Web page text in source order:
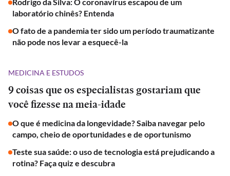
laboratório chinês? Entenda
O fato de a pandemia ter sido um período traumatizante
não pode nos levar a esquecê-la
MEDICINA E ESTUDOS
9 coisas que os especialistas gostariam que
você fizesse na meia-idade
O que é medicina da longevidade? Saiba navegar pelo
campo, cheio de oportunidades e de oportunismo
Teste sua saúde: o uso de tecnologia está prejudicando a
rotina? Faça quiz e descubra